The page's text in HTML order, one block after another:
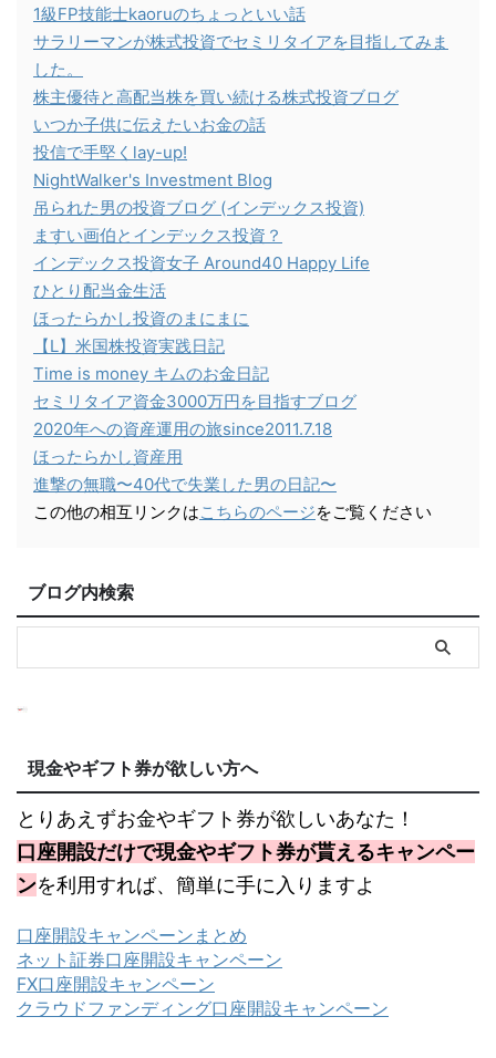
1級FP技能士kaoruのちょっといい話
サラリーマンが株式投資でセミリタイアを目指してみま
した。
株主優待と高配当株を買い続ける株式投資ブログ
いつか子供に伝えたいお金の話
投信で手堅くlay-up!
NightWalker's Investment Blog
吊られた男の投資ブログ (インデックス投資)
ますい画伯とインデックス投資？
インデックス投資女子 Around40 Happy Life
ひとり配当金生活
ほったらかし投資のまにまに
【L】米国株投資実践日記
Time is money キムのお金日記
セミリタイア資金3000万円を目指すブログ
2020年への資産運用の旅since2011.7.18
ほったらかし資産用
進撃の無職〜40代で失業した男の日記〜
この他の相互リンクはこちらのページをご覧ください
ブログ内検索
現金やギフト券が欲しい方へ
とりあえずお金やギフト券が欲しいあなた！
口座開設だけで現金やギフト券が貰えるキャンペー
ンを利用すれば、簡単に手に入りますよ
口座開設キャンペーンまとめ
ネット証券口座開設キャンペーン
FX口座開設キャンペーン
クラウドファンディング口座開設キャンペーン